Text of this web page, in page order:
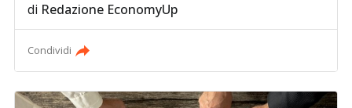
di Redazione EconomyUp
Condividi